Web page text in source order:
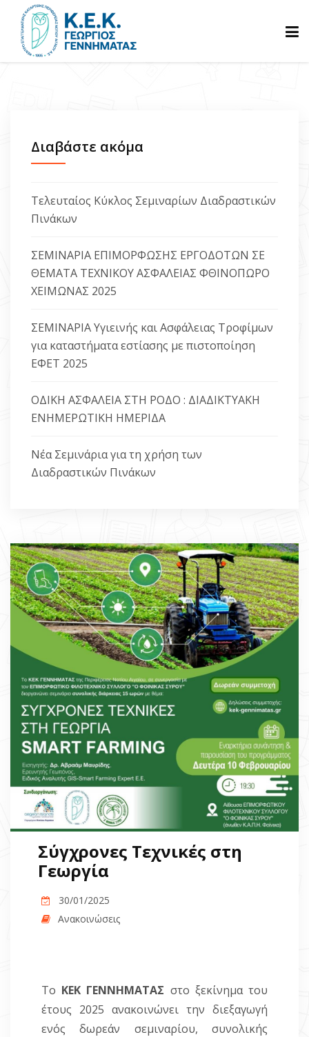
ΑΝΑΚΟΙΝΩΣΕΙΣ
ΕΠΙΚΟΙΝΩΝΙΑ
Διαβάστε ακόμα
Τελευταίος Κύκλος Σεμιναρίων Διαδραστικών
Πινάκων
ΣΕΜΙΝΑΡΙΑ ΕΠΙΜΟΡΦΩΣΗΣ ΕΡΓΟΔΟΤΩΝ ΣΕ
ΘΕΜΑΤΑ ΤΕΧΝΙΚΟΥ ΑΣΦΑΛΕΙΑΣ ΦΘΙΝΟΠΩΡΟ
ΧΕΙΜΩΝΑΣ 2025
ΣΕΜΙΝΑΡΙΑ Υγιεινής και Ασφάλειας Τροφίμων
για καταστήματα εστίασης με πιστοποίηση
ΕΦΕΤ 2025
ΟΔΙΚΗ ΑΣΦΑΛΕΙΑ ΣΤΗ ΡΟΔΟ : ΔΙΑΔΙΚΤΥΑΚΗ
ΕΝΗΜΕΡΩΤΙΚΗ ΗΜΕΡΙΔΑ
Νέα Σεμινάρια για τη χρήση των
Διαδραστικών Πινάκων
Σύγχρονες Τεχνικές στη
Γεωργία
30/01/2025
Ανακοινώσεις
Το ΚΕΚ ΓΕΝΝΗΜΑΤΑΣ στο ξεκίνημα του
έτους 2025 ανακοινώνει την διεξαγωγή
ενός δωρεάν σεμιναρίου, συνολικής